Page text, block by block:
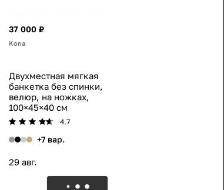
37 000 ₽
Kona
Двухместная мягкая
банкетка без спинки,
велюр, на ножках,
100×45×40 см
4.7
+7 вар.
29 авг.